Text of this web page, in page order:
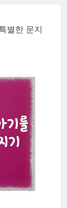
별한 문지